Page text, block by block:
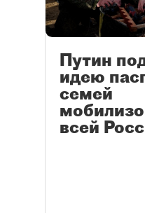
Путин
идею
семей
всей